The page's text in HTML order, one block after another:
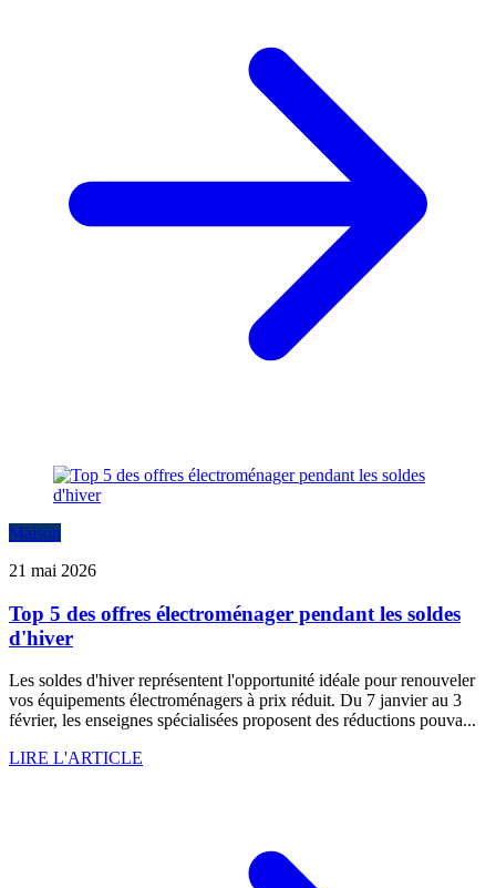
Maison
21 mai 2026
Top 5 des offres électroménager pendant les soldes
d'hiver
Les soldes d'hiver représentent l'opportunité idéale pour renouveler
vos équipements électroménagers à prix réduit. Du 7 janvier au 3
février, les enseignes spécialisées proposent des réductions pouva...
LIRE L'ARTICLE